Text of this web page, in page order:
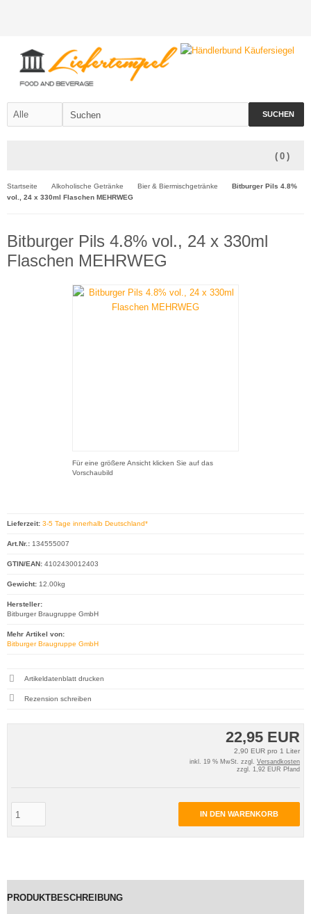
SUCHEN
( 0 )
Startseite Alkoholische Getränke Bier & Biermischgetränke
Bitburger Pils 4.8%
vol., 24 x 330ml Flaschen MEHRWEG
Bitburger Pils 4.8% vol., 24 x 330ml
Flaschen MEHRWEG
Für eine größere Ansicht klicken Sie auf das
Vorschaubild
22,95 EUR
2,90 EUR pro 1 Liter
inkl. 19 % MwSt. zzgl. Versandkosten
zzgl. 1,92 EUR Pfand
IN DEN WARENKORB
Lieferzeit: 3-5 Tage innerhalb Deutschland*
Art.Nr.: 134555007
GTIN/EAN: 4102430012403
Gewicht: 12.00kg
Hersteller:
Bitburger Braugruppe GmbH
Mehr Artikel von:
Bitburger Braugruppe GmbH
Artikeldatenblatt drucken
Rezension schreiben
PRODUKTBESCHREIBUNG